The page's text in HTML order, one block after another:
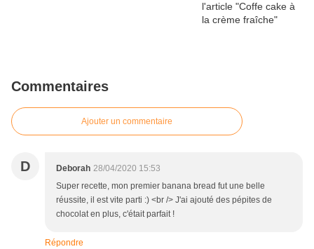
Commentaires
Ajouter un commentaire
D Deborah 28/04/2020 15:53
Super recette, mon premier banana bread fut une belle
réussite, il est vite parti :) <br /> J'ai ajouté des pépites de
chocolat en plus, c'était parfait !
Répondre